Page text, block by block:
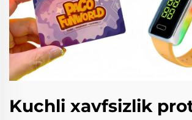
Kuchli xavfsizlik